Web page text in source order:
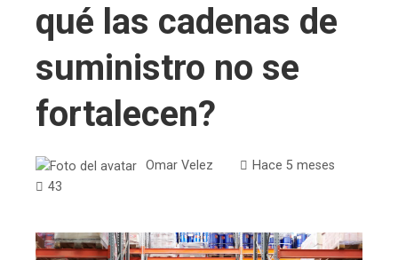
qué las cadenas de
suministro no se
fortalecen?
Omar Velez
Hace 5 meses
43